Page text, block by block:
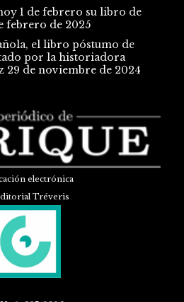
1 de febrero su libro de
febrero de 2025
el libro póstumo de
por la historiadora
29 de noviembre de 2024
electrónica
Tréveris